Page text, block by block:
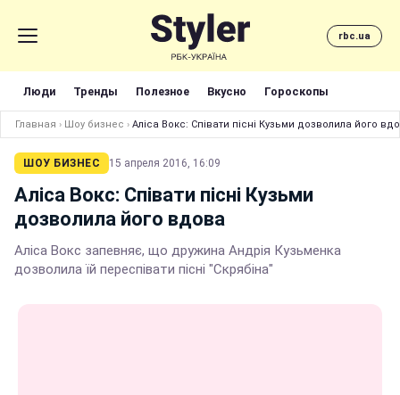
rbc.ua
Люди Тренды Полезное Вкусно Гороскопы
Главная › Шоу бизнес › Аліса Вокс: Співати пісні Кузьми дозволила його
ШОУ БИЗНЕС 15 апреля 2016, 16:09
Аліса Вокс: Співати пісні Кузьми
дозволила його вдова
Аліса Вокс запевняє, що дружина Андрія Кузьменка
дозволила їй переспівати пісні "Скрябіна"